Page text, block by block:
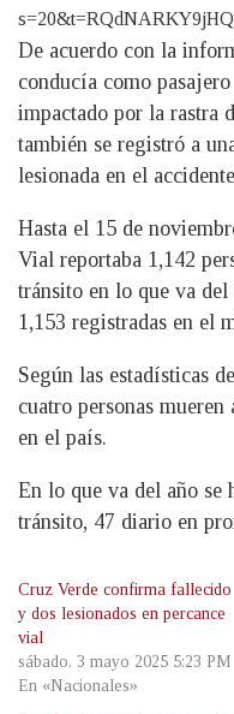
De acuerdo con la
conducía como
impactado por la rastra
también se registró a
lesionada en el
Hasta el 15 de
Vial reportaba 1,142
tránsito en lo que va del
1,153 registradas en el
Según las estadísticas
cuatro personas
en el país.
En lo que va del año se
tránsito, 47 diario en
Cruz Verde confirma fallecido
y dos lesionados en percance
vial
sábado, 3 mayo 2025 5:23 PM
En «Nacionales»